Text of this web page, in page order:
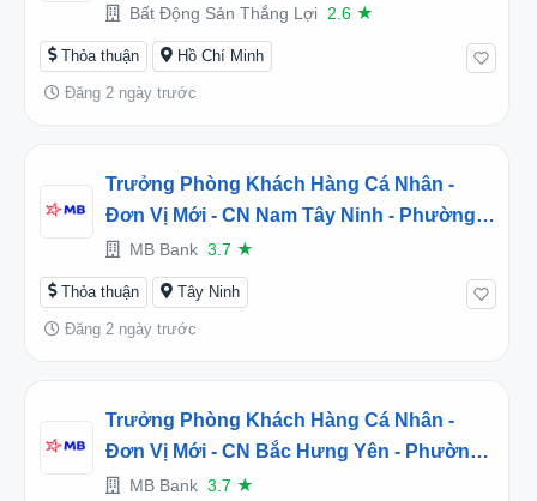
Bất Động Sản Thắng Lợi 2.6 ★
Thỏa thuận Hồ Chí Minh
Đăng 2 ngày trước
Trưởng Phòng Khách Hàng Cá Nhân -
Đơn Vị Mới - CN Nam Tây Ninh - Phường
Trảng Bàng, Tây Ninh (2026TD453234)
MB Bank 3.7 ★
Thỏa thuận Tây Ninh
Đăng 2 ngày trước
Trưởng Phòng Khách Hàng Cá Nhân -
Đơn Vị Mới - CN Bắc Hưng Yên - Phường
Mỹ Hào, Hưng Yên (2026TD453232)
MB Bank 3.7 ★